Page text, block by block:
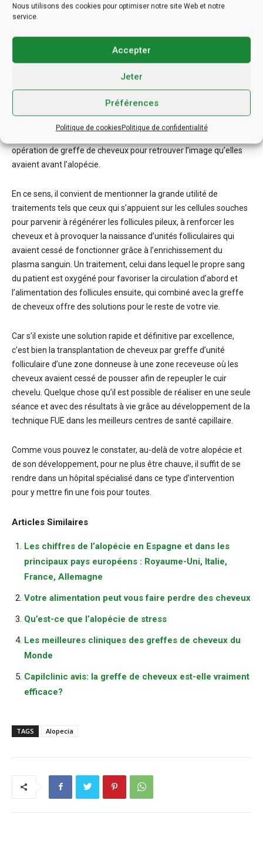
Nous utilisons des cookies pour optimiser notre site Web et notre
service.
Accepter
Jeter
Préférences
Politique de cookiesPolitique de confidentialité
aussi de son degré de développement et de la vitesse à laquelle
vous commencerez à y mettre un terme grâce aux traitements,
aux interventions et aux soins qui vous seront indiqués dans le
centre médical où vous irez chercher de l’aide.
Bien qu’il existe des personnes qui changent de médicaments,
modifient leur alimentation, réduisent leur niveau de stress ou
d’anxiété ou utilisent certains remèdes maison pour améliorer
sensiblement leur image, la vérité est que la grande majorité
opération de greffe de cheveux pour retrouver l’image qu’elles
avaient avant l’alopécie.
En ce sens, il convient de mentionner la grande utilité de
traitements tels que ceux qui s’appuient sur les cellules souches
pour parvenir à régénérer les follicules pileux, à renforcer les
cheveux et à provoquer la naissance d’unités folliculaires qui
avaient cessé de fonctionner grâce à l’enrichissement du
plasma sanguin. Un traitement, celui dans lequel le propre sang
du patient est oxygéné pour favoriser la circulation d’abord et
l’alimentation des follicules ensuite, qui combiné avec la greffe
de cheveux offre des solutions pour le reste de votre vie.
Car s’il existe une solution rapide et définitive par excellence,
c’est bien la transplantation de cheveux par greffe d’unité
folliculaire d’une zone donneuse à une zone receveuse où les
cheveux avaient cessé de pousser afin de repeupler le cuir
chevelu. Quelque chose qu’il est possible de réaliser en une seule
séance et avec des résultats à vie grâce au développement de la
technique FUE dans les meilleurs centres de santé capillaire.
Comme vous pouvez le constater, au-delà de votre alopécie et
de son développement, pour ne plus être chauve, il suffit de se
rendre dans un hôpital spécialisé dans ce type d’intervention
pour y mettre fin une fois pour toutes.
Articles Similaires
Les chiffres de l’alopécie en Espagne et dans les
principaux pays européens : Royaume-Uni, Italie,
France, Allemagne
Votre alimentation peut vous faire perdre des cheveux
Qu’est-ce que l’alopécie de stress
Les meilleures cliniques des greffes de cheveux du
Monde
Capilclinic avis: la greffe de cheveux est-elle vraiment
efficace?
TAGS Alopecia